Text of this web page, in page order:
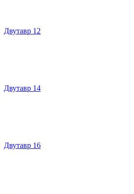
Двутавр 12
Двутавр 14
Двутавр 16